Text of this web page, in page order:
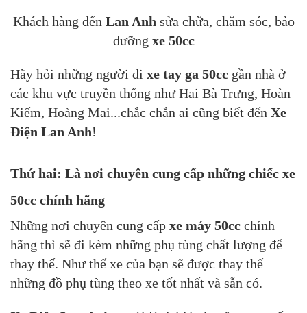
Khách hàng đến Lan Anh sửa chữa, chăm sóc, bảo
dưỡng xe 50cc
Hãy hỏi những người đi xe tay ga 50cc gần nhà ở
các khu vực truyền thống như Hai Bà Trưng, Hoàn
Kiếm, Hoàng Mai...chắc chắn ai cũng biết đến Xe
Điện Lan Anh!
Thứ hai: Là nơi chuyên cung cấp những chiếc xe
50cc chính hãng
Những nơi chuyên cung cấp xe máy 50cc chính
hãng thì sẽ đi kèm những phụ tùng chất lượng để
thay thế. Như thế xe của bạn sẽ được thay thế
những đồ phụ tùng theo xe tốt nhất và sẵn có.